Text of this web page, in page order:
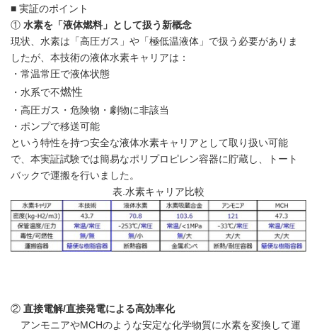
■ 実証のポイント
① 水素を「液体燃料」として扱う新概念
現状、水素は「高圧ガス」や「極低温液体」で扱う必要がありま
したが、本技術の液体水素キャリアは：
・常温常圧で液体状態
・水系で不燃性
・高圧ガス・危険物・劇物に非該当
・ポンプで移送可能
という特性を持つ安全な液体水素キャリアとして取り扱い可能
で、本実証試験では簡易なポリプロピレン容器に貯蔵し、トート
バックで運搬を行いました。
表.水素キャリア比較
② 直接電解/直接発電による高効率化
アンモニアやMCHのような安定な化学物質に水素を変換して運